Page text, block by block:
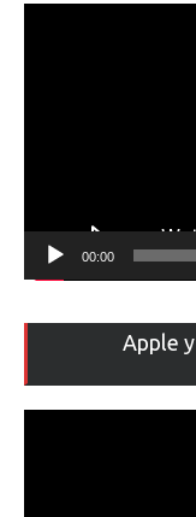
00:00
Apple